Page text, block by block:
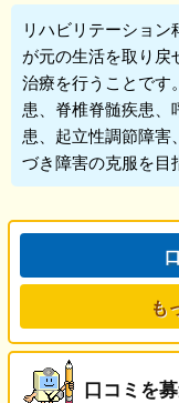
リハビリテーション
が元の生活を取り
治療を行うことです
患、脊椎脊髄疾患
患、起立性調節障
づき障害の克服を目
も
口コミを